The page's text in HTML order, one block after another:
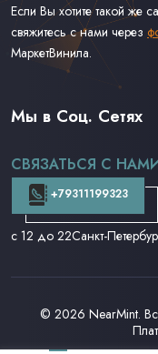
Если Вы хотите такой же
свяжитесь с нами через
МаркетВинила.
Виниловые Пластинки
Доставка и Оплата
Контакты
Мы в Соц. Сетях
СВЯЗАТЬСЯ С
+79311199323
с 12 до 22Санкт-
© 2026 NearMint.